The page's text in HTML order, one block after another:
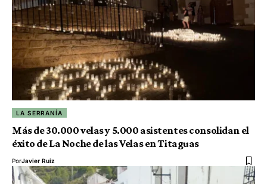
LA SERRANÍA
Más de 30.000 velas y 5.000 asistentes consolidan el
éxito de La Noche de las Velas en Titaguas
PorJavier Ruiz